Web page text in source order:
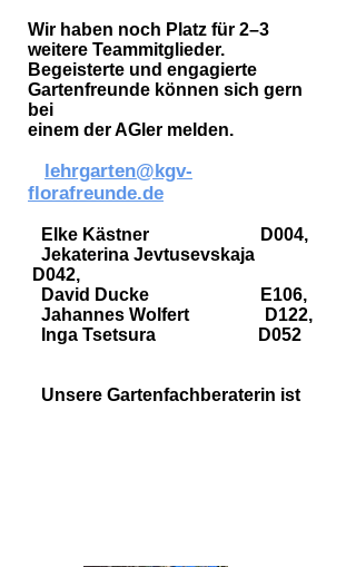
Wir haben noch Platz für 2–3
weitere Teammitglieder.
Begeisterte und engagierte
Gartenfreunde können sich gern
bei
einem der AGler melden.
lehrgarten@kgv-
florafreunde.de
Elke Kästner D004,
Jekaterina Jevtusevskaja
D042,
David Ducke E106,
Jahannes Wolfert D122,
Inga Tsetsura D052
Unsere Gartenfachberaterin ist